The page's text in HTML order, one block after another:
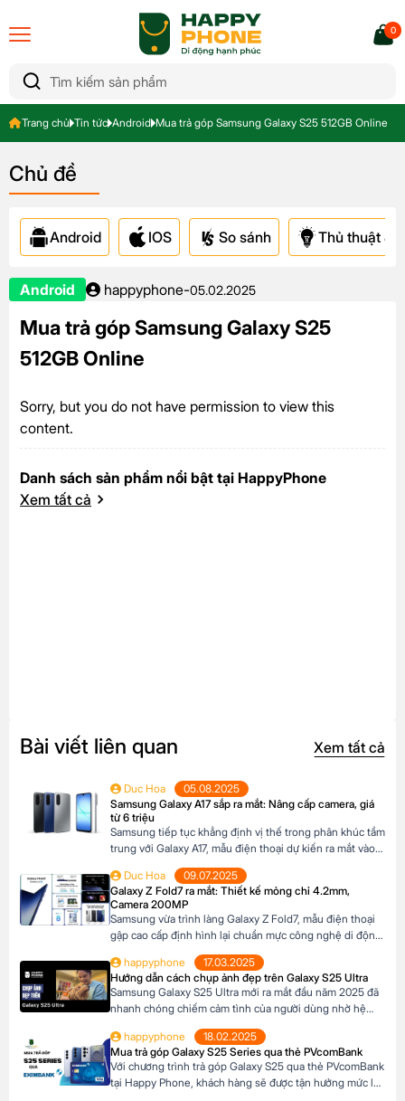
0
Trang chủ Tin tức Android Mua trả góp Samsung Galaxy S25 512GB Online
Chủ đề
Android IOS So sánh Thủ thuật &
Android happyphone-05.02.2025
Mua trả góp Samsung Galaxy S25
512GB Online
Sorry, but you do not have permission to view this
content.
Danh sách sản phẩm nổi bật tại HappyPhone
Xem tất cả
Bài viết liên quan Xem tất cả
Duc Hoa
05.08.2025
Samsung Galaxy A17 sắp ra mắt: Nâng cấp camera, giá
từ 6 triệu
Samsung tiếp tục khẳng định vị thế trong phân khúc tầm
trung với Galaxy A17, mẫu điện thoại dự kiến ra mắt vào
cuối năm 2025 đã xuất hiện trên website các hệ thống
bán lẻ tại Châu Âu. Với những nâng cấp đáng chú ý về
camera, hiệu năng và thiết kế, Galaxy A17 […]
Duc Hoa
09.07.2025
Galaxy Z Fold7 ra mắt: Thiết kế mỏng chỉ 4.2mm,
Camera 200MP
Samsung vừa trình làng Galaxy Z Fold7, mẫu điện thoại
gập cao cấp định hình lại chuẩn mực công nghệ di động.
Với thiết kế siêu mỏng chỉ 4.2mm khi mở ra và camera
200MP sắc nét chưa từng có trên dòng Z Fold, sản phẩm
này không chỉ là một thiết bị công nghệ […]
happyphone
17.03.2025
Hướng dẫn cách chụp ảnh đẹp trên Galaxy S25 Ultra
Samsung Galaxy S25 Ultra mới ra mắt đầu năm 2025 đã
nhanh chóng chiếm cảm tình của người dùng nhờ hệ
200MP, khả năng zoom xa ấn tượng và các tính năng
thông minh giúp ghi lại những khoảnh khắc đẹp trong
cuộc sống. Sau đây […]
happyphone
18.02.2025
Mua trả góp Galaxy S25 Series qua thẻ PVcomBank
Với chương trình trả góp Galaxy S25 qua thẻ PVcomBank
tại Happy Phone, khách hàng sẽ được tận hưởng mức lãi